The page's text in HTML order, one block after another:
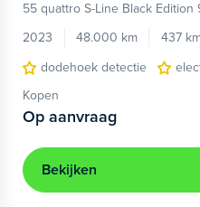
55 quattro S-Line Black Edition
2023
48.000 km 437
dodehoek detectie
Kopen
Op aanvraag
Bekijken